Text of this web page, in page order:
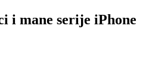
i mane serije iPhone